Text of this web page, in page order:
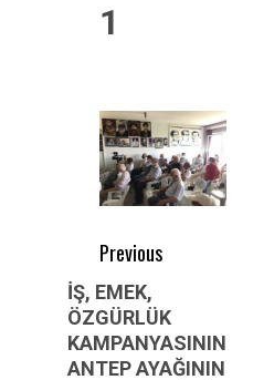
1
Post
navigation
Previous
Previous
post:
İŞ, EMEK,
ÖZGÜRLÜK
KAMPANYASININ
ANTEP AYAĞININ